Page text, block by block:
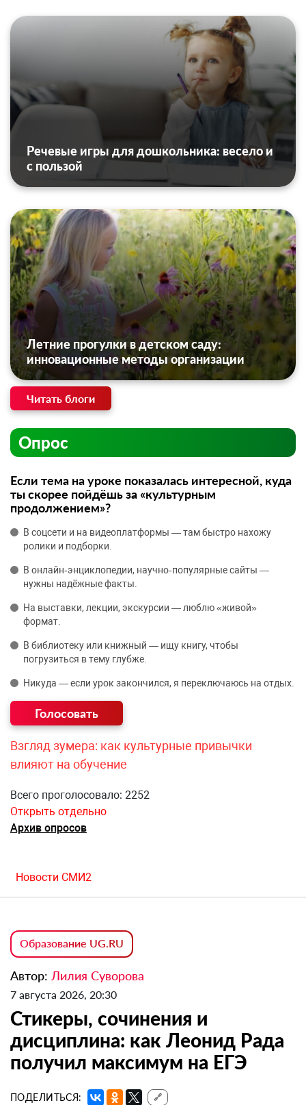
Речевые игры для дошкольника: весело и
с пользой
Летние прогулки в детском саду:
инновационные методы организации
Читать блоги
Опрос
Если тема на уроке показалась интересной, куда
ты скорее пойдёшь за «культурным
продолжением»?
В соцсети и на видеоплатформы — там быстро нахожу
ролики и подборки.
В онлайн‑энциклопедии, научно‑популярные сайты —
нужны надёжные факты.
На выставки, лекции, экскурсии — люблю «живой»
формат.
В библиотеку или книжный — ищу книгу, чтобы
погрузиться в тему глубже.
Никуда — если урок закончился, я переключаюсь на отдых.
Взгляд зумера: как культурные привычки
влияют на обучение
Всего проголосовало: 2252
Открыть отдельно
Архив опросов
Новости СМИ2
Образование UG.RU
Автор: Лилия Суворова
7 августа 2026, 20:30
Стикеры, сочинения и
дисциплина: как Леонид Рада
получил максимум на ЕГЭ
ПОДЕЛИТЬСЯ: 🔗